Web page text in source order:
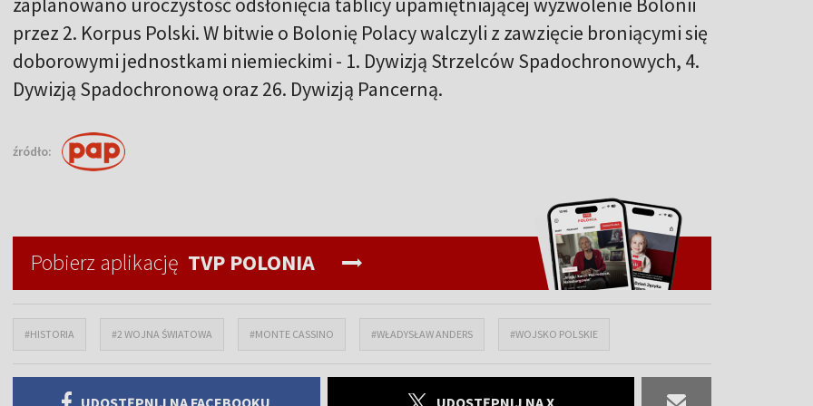
przez 2. Korpus Polski. W bitwie o Bolonię Polacy walczyli z zawzięcie broniącymi się
doborowymi jednostkami niemieckimi - 1. Dywizją Strzelców Spadochronowych, 4.
Dywizją Spadochronową oraz 26. Dywizją Pancerną.
źródło:
Pobierz aplikację TVP POLONIA
#HISTORIA #2 WOJNA ŚWIATOWA #MONTE CASSINO #WŁADYSŁAW ANDERS #WOJSKO POLSKIE
UDOSTĘPNIJ NA FACEBOOKU UDOSTĘPNIJ NA X